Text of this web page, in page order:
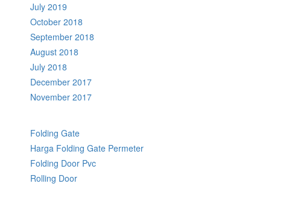
July 2019
October 2018
September 2018
August 2018
July 2018
December 2017
November 2017
Folding Gate
Harga Folding Gate Permeter
Folding Door Pvc
Rolling Door